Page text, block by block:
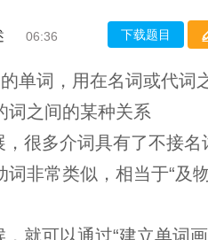
06:36 下载题目
单词，用在名词或代词
词之间的某种关系
很多介词具有了不接名
非常类似，相当于“及
就可以通过“建立单词